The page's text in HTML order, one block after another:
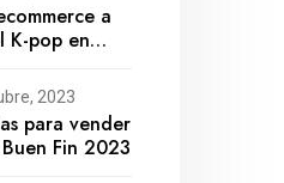
a
K-pop en
2023
para vender
Fin 2023